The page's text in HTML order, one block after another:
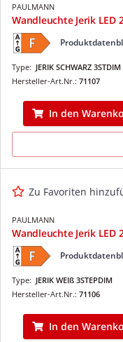
PAULMANN
Wandleuchte Jerik LED
Type: JERIK SCHWARZ 3STDIM
Hersteller-Art.Nr.: 71107
In den
Zu Favoriten
PAULMANN
Wandleuchte Jerik LED
Type: JERIK WEIß 3STEPDIM
Hersteller-Art.Nr.: 71106
In den